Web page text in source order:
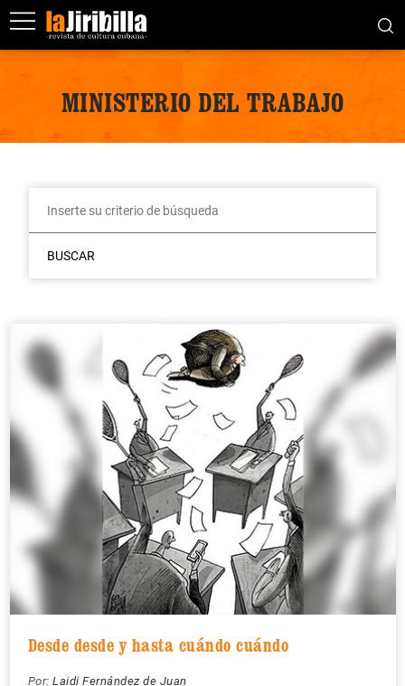
MINISTERIO DEL TRABAJO
BUSCAR
Desde desde y hasta cuándo cuándo
Por: Laidi Fernández de Juan